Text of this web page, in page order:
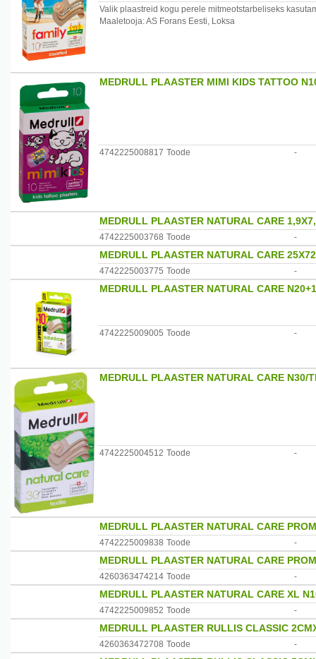
Valik plaastreid kogu perele mitmeotstarbeliseks
Maaletooja: AS Forans Eesti, Loksa
MEDRULL PLAASTER MIMI KIDS TATTOO
4742225008817 Toode -
MEDRULL PLAASTER NATURAL CARE
4742225003768 Toode -
MEDRULL PLAASTER NATURAL CARE
4742225003775 Toode -
MEDRULL PLAASTER NATURAL CARE
4742225009005 Toode -
MEDRULL PLAASTER NATURAL CARE N30/
4742225004512 Toode -
MEDRULL PLAASTER NATURAL CARE
4742225009838 Toode -
MEDRULL PLAASTER NATURAL CARE
4260363474214 Toode -
MEDRULL PLAASTER NATURAL CARE XL
4742225009852 Toode -
MEDRULL PLAASTER RULLIS CLASSIC
4260363472708 Toode -